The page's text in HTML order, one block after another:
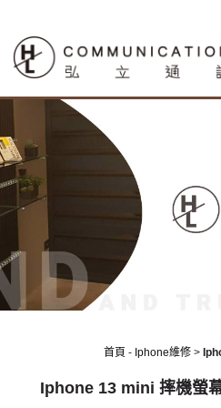
首頁 - Iphone維修 >
Iphone 13 mini 摔機螢